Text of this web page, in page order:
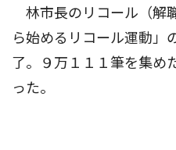
林市長のリコール（解
ら始めるリコール運動」
了。９万１１１筆を集め
った。